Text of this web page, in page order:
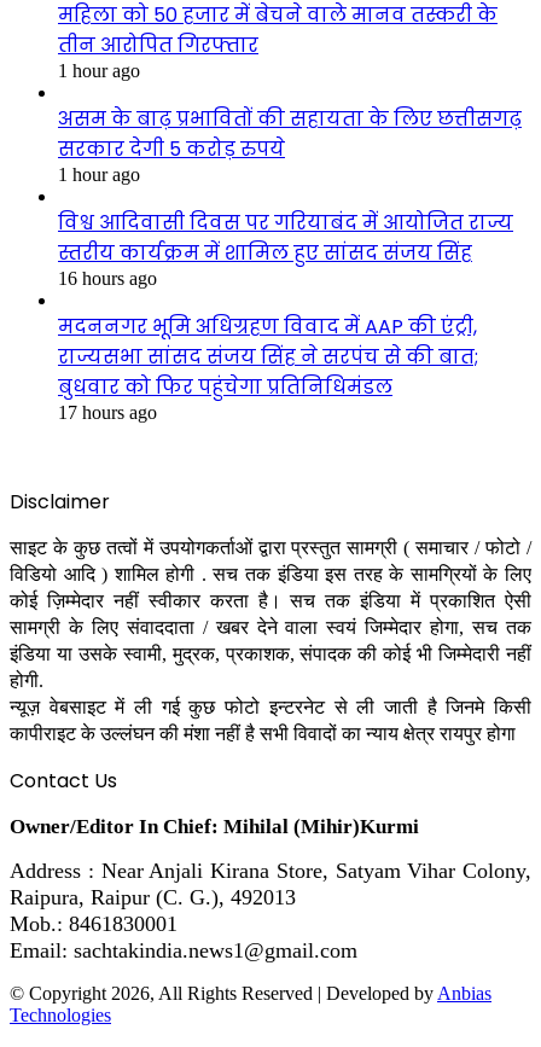
महिला को 50 हजार में बेचने वाले मानव तस्करी के
तीन आरोपित गिरफ्तार
1 hour ago
असम के बाढ़ प्रभावितों की सहायता के लिए छत्तीसगढ़
सरकार देगी 5 करोड़ रुपये
1 hour ago
विश्व आदिवासी दिवस पर गरियाबंद में आयोजित राज्य
स्तरीय कार्यक्रम में शामिल हुए सांसद संजय सिंह
16 hours ago
मदननगर भूमि अधिग्रहण विवाद में AAP की एंट्री,
राज्यसभा सांसद संजय सिंह ने सरपंच से की बात;
बुधवार को फिर पहुंचेगा प्रतिनिधिमंडल
17 hours ago
Disclaimer
साइट के कुछ तत्वों में उपयोगकर्ताओं द्वारा प्रस्तुत सामग्री ( समाचार / फोटो /
विडियो आदि ) शामिल होगी . सच तक इंडिया इस तरह के सामग्रियों के लिए
कोई ज़िम्मेदार नहीं स्वीकार करता है। सच तक इंडिया में प्रकाशित ऐसी
सामग्री के लिए संवाददाता / खबर देने वाला स्वयं जिम्मेदार होगा, सच तक
इंडिया या उसके स्वामी, मुद्रक, प्रकाशक, संपादक की कोई भी जिम्मेदारी नहीं
होगी.
न्यूज़ वेबसाइट में ली गई कुछ फोटो इन्टरनेट से ली जाती है जिनमे किसी
कापीराइट के उल्लंघन की मंशा नहीं है सभी विवादों का न्याय क्षेत्र रायपुर होगा
Contact Us
Owner/Editor In Chief: Mihilal (Mihir)Kurmi
Address : Near Anjali Kirana Store, Satyam Vihar Colony,
Raipura, Raipur (C. G.), 492013
Mob.: 8461830001
Email: sachtakindia.news1@gmail.com
© Copyright 2026, All Rights Reserved | Developed by Anbias
Technologies